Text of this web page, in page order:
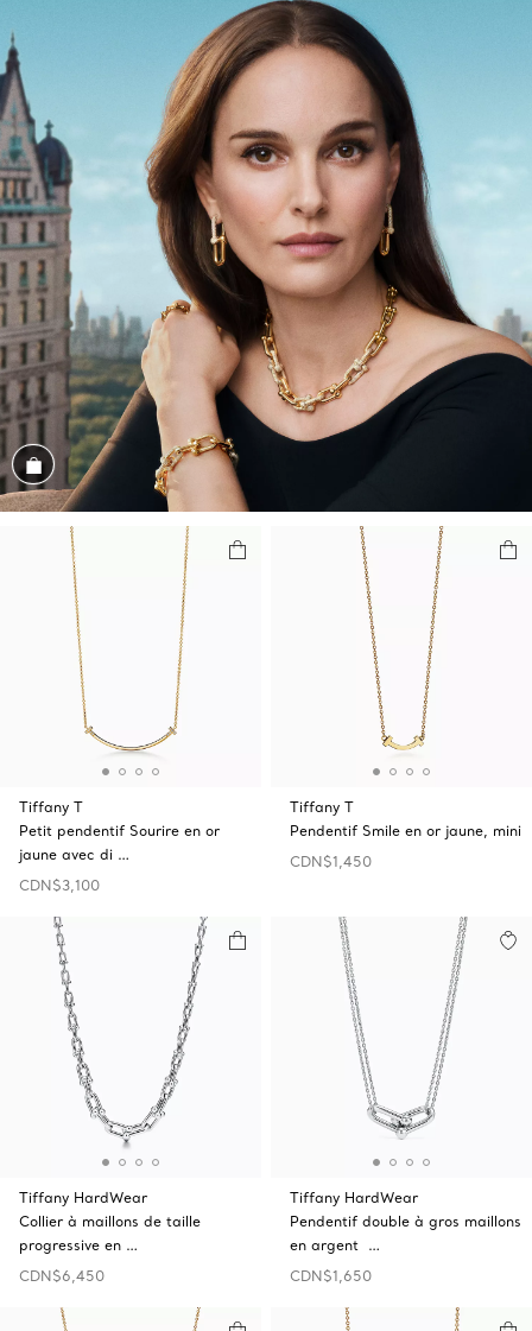
Magasiner cet assortiment
Tiffany T
Petit pendentif Sourire en or
jaune avec di …
CDN$3,100
Tiffany T
Pendentif Smile en or jaune, mini
CDN$1,450
Tiffany HardWear
Collier à maillons de taille
progressive en …
CDN$6,450
Tiffany HardWear
Pendentif double à gros maillons
en argent …
CDN$1,650